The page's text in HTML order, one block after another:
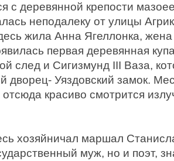
с деревянной крепости
неподалеку от улицы
жила Анна Ягеллонка,
первая деревянная
след и Сигизмунд III Ваза,
дворец- Уяздовский замок.
отсюда красиво смотрится
хозяйничал маршал
муж, но и поэт,